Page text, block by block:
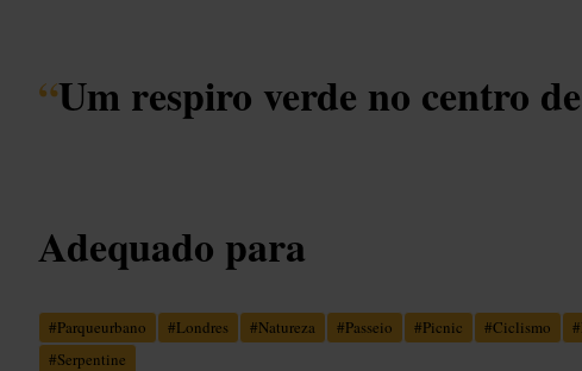
“Um respiro verde no centro
Adequado para
#Parqueurbano #Londres #Natureza #Passeio #Picnic #Ciclismo #
#Serpentine